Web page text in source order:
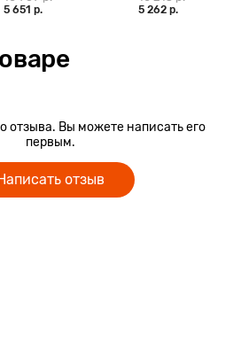
5 651 р. 5 262 р.
отзыва. Вы можете написать его
первым.
отзыв